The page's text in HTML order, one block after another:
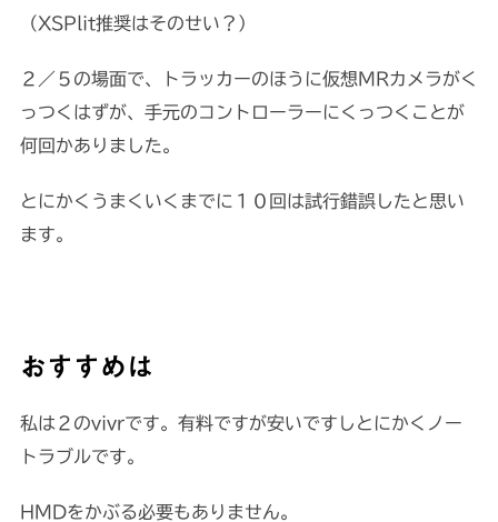
（XSPlit推奨はそのせい？）
２／５の場面で、トラッカーのほうに仮想MRカメラがく
っつくはずが、手元のコントローラーにくっつくことが
何回かありました。
とにかくうまくいくまでに１０回は試行錯誤したと思い
ます。
おすすめは
私は２のvivrです。有料ですが安いですしとにかくノー
トラブルです。
HMDをかぶる必要もありません。